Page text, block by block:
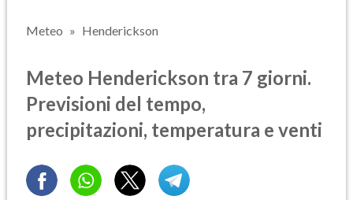
Meteo Henderickson
Meteo Henderickson tra 7 giorni.
Previsioni del tempo,
precipitazioni, temperatura e venti